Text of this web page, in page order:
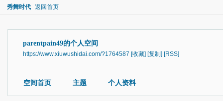
秀舞时代 返回首页
parentpain49的个人空间
https://www.xiuwushidai.com/?1764587 [收藏] [复制] [RSS]
空间首页 主题 个人资料